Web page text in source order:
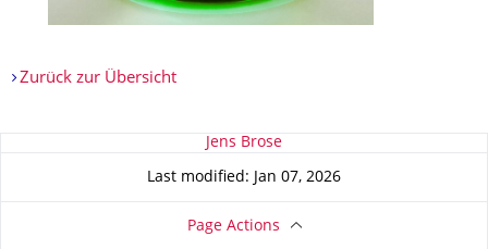
Zurück zur Übersicht
About this page Jens Brose
Last modified: Jan 07, 2026
Page Actions